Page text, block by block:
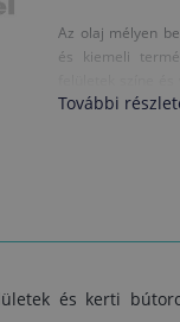
Az olaj mélyen
és kiemeli
fajtájától. Az
készülnek, az
További
és kerti